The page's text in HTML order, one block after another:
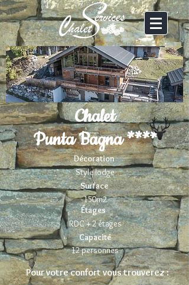
Chalet
Punta Bagna ****
Décoration
Style lodge
Surface
150m2
Étages
RDC + 2 étages
Capacité
12 personnes
Pour votre confort vous trouverez :